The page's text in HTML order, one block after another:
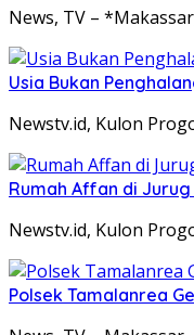
News, TV –
Usia Bukan
Newstv.id, Kulon
Rumah Affan di
Newstv.id, Kulon
Polsek Tamalanrea